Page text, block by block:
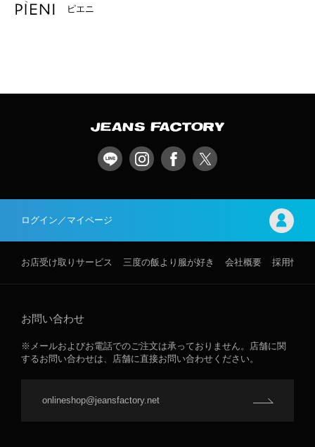
ピエニ
ログイン／マイページ
お店受け取りサービス 三度の飯より服が好き 会社概要 採用情報
お問い合わせ
※メールおよびお電話でのご注文は承っておりません。店舗に関
するお問い合わせは、店舗に直接お問い合わせください。
onlineshop@jeansfactory.net